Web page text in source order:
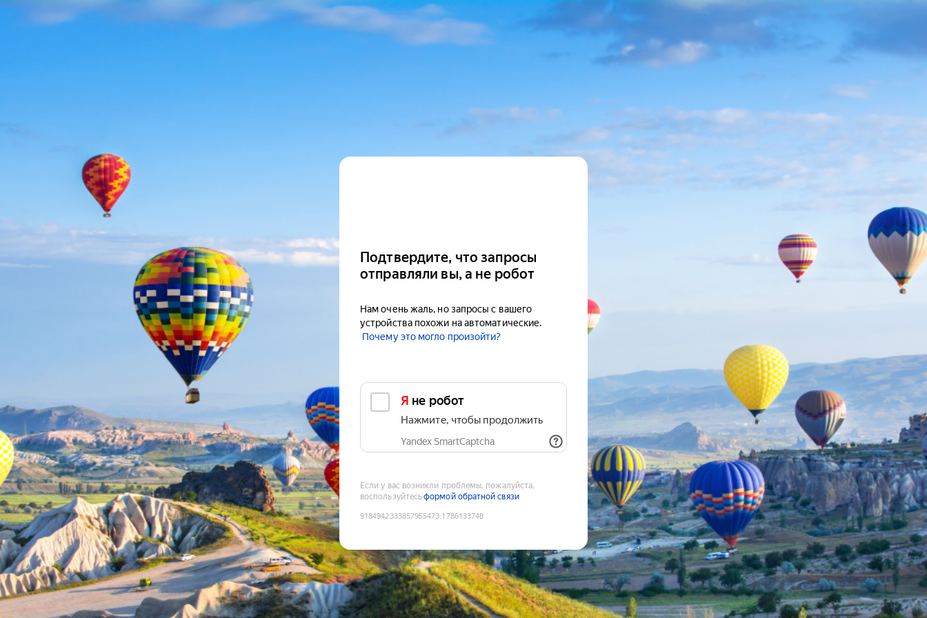
Подтвердите, что запросы
отправляли вы, а не робот
Нам очень жаль, но запросы с вашего
устройства похожи на автоматические.
Почему это могло произойти?
Я не робот
Нажмите, чтобы продолжить
Yandex SmartCaptcha
Если у вас возникли проблемы, пожалуйста,
воспользуйтесьформой обратной связи
9184942333857955473:1786133748